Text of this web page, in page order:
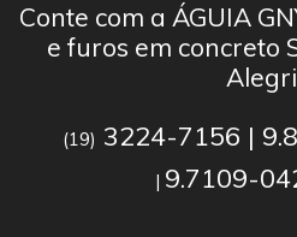
Conte com a ÁGUIA
e furos em concreto
(19) 3224-7156 |
| 9.7109-